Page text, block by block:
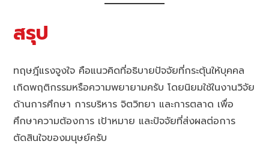
สรุป
ทฤษฎีแรงจูงใจ คือแนวคิดที่อธิบายปัจจัยที่กระตุ้นให้บุคคล
เกิดพฤติกรรมหรือความพยายามครับ โดยนิยมใช้ในงานวิจัย
ด้านการศึกษา การบริหาร จิตวิทยา และการตลาด เพื่อ
ศึกษาความต้องการ เป้าหมาย และปัจจัยที่ส่งผลต่อการ
ตัดสินใจของมนุษย์ครับ